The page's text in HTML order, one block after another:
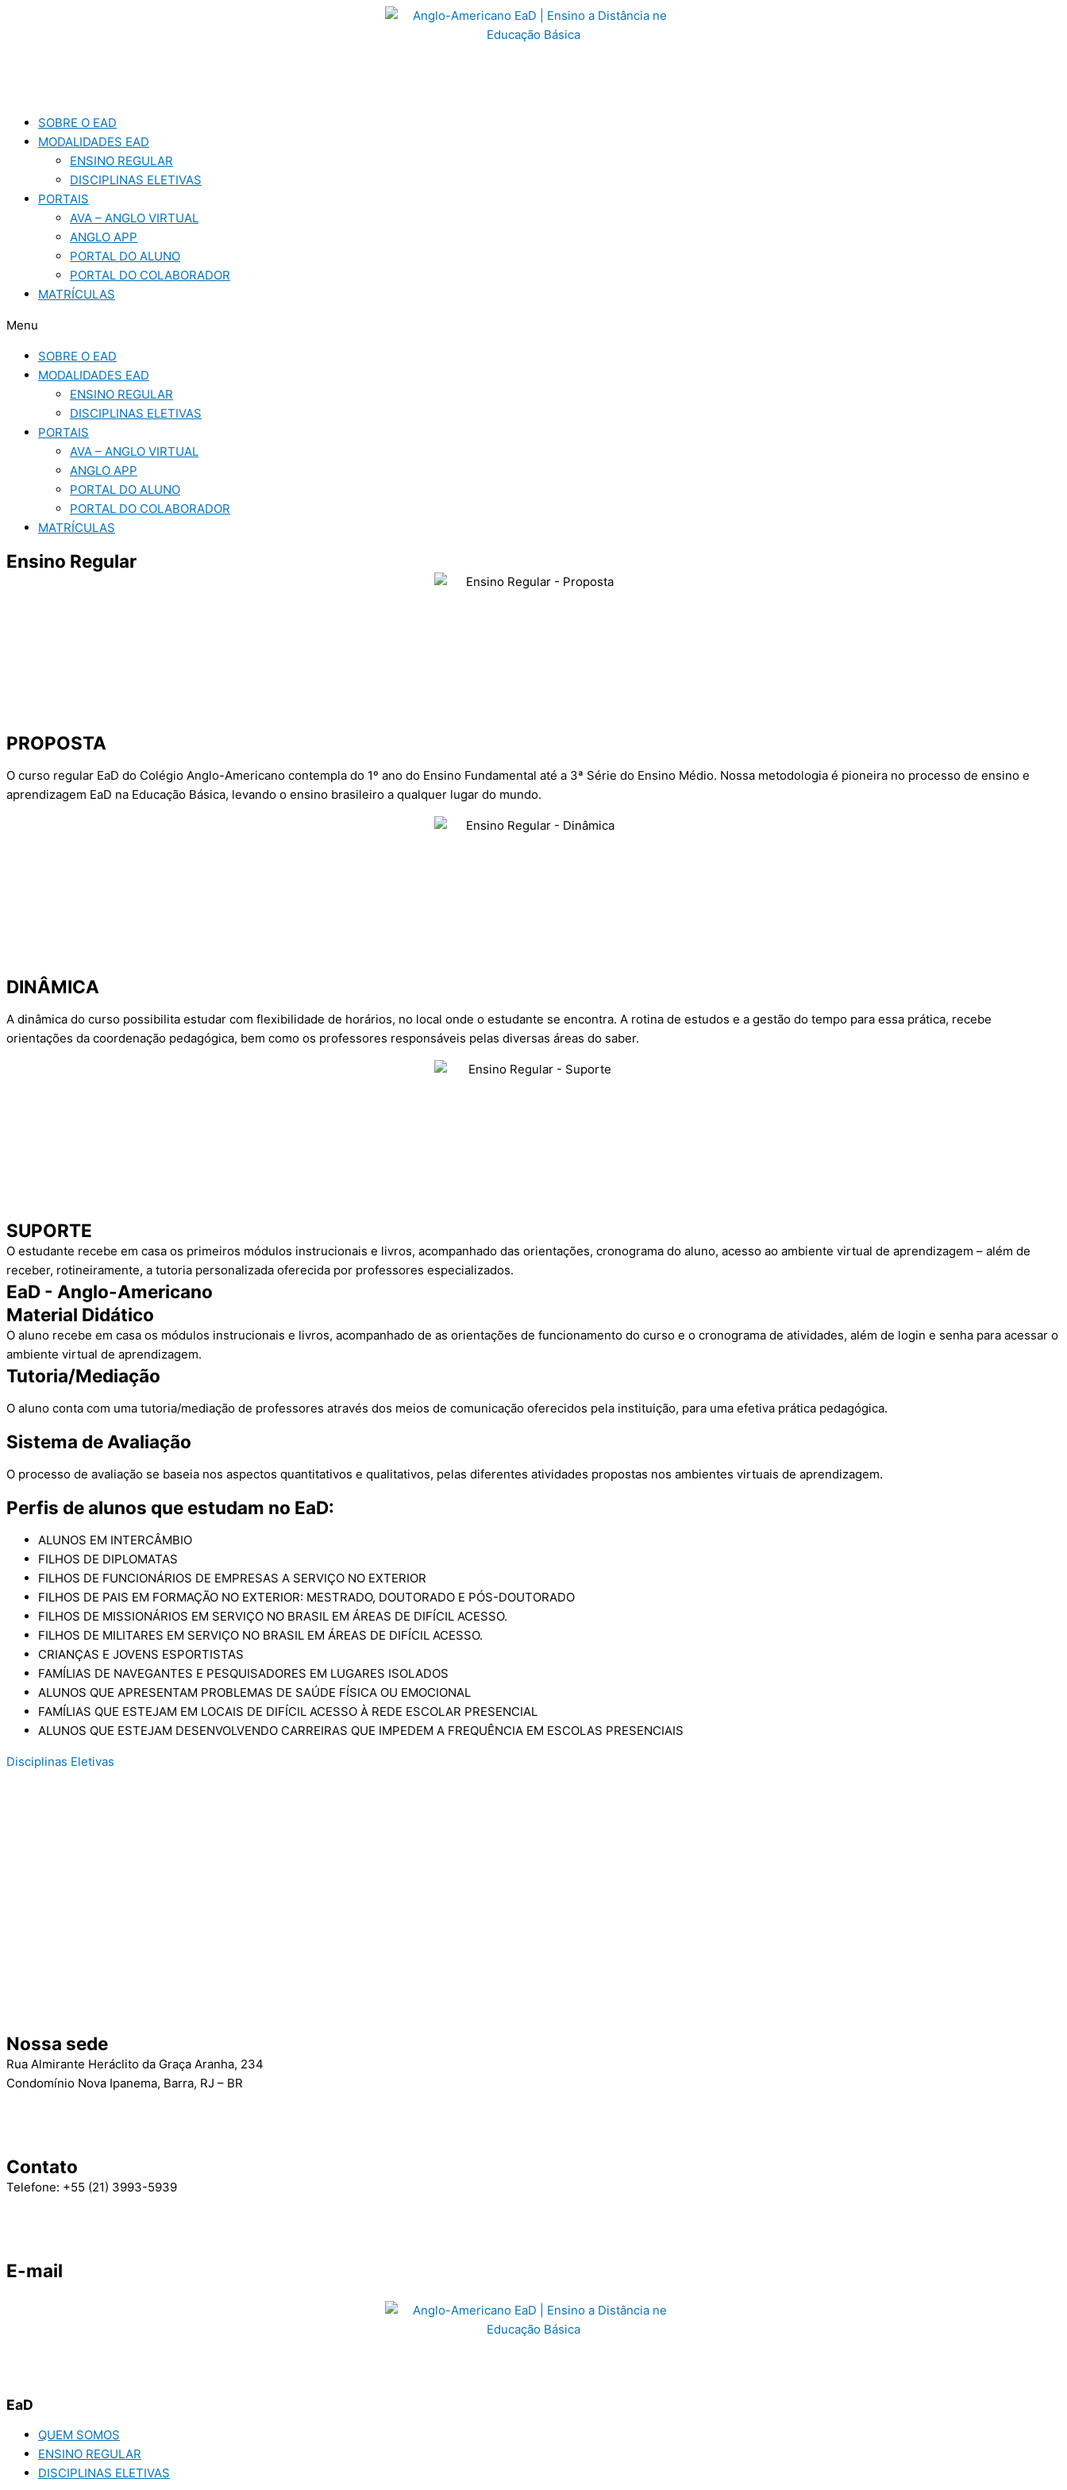
SOBRE O EAD
MODALIDADES EAD
ENSINO REGULAR
DISCIPLINAS ELETIVAS
PORTAIS
AVA – ANGLO VIRTUAL
ANGLO APP
PORTAL DO ALUNO
PORTAL DO COLABORADOR
MATRÍCULAS
Menu
SOBRE O EAD
MODALIDADES EAD
ENSINO REGULAR
DISCIPLINAS ELETIVAS
PORTAIS
AVA – ANGLO VIRTUAL
ANGLO APP
PORTAL DO ALUNO
PORTAL DO COLABORADOR
MATRÍCULAS
Ensino Regular
PROPOSTA
O curso regular EaD do Colégio Anglo-Americano contempla do 1º ano do Ensino Fundamental até a 3ª Série do Ensino Médio. Nossa metodologia é pioneira no processo de ensino e
aprendizagem EaD na Educação Básica, levando o ensino brasileiro a qualquer lugar do mundo.
DINÂMICA
A dinâmica do curso possibilita estudar com flexibilidade de horários, no local onde o estudante se encontra. A rotina de estudos e a gestão do tempo para essa prática, recebe
orientações da coordenação pedagógica, bem como os professores responsáveis pelas diversas áreas do saber.
SUPORTE
O estudante recebe em casa os primeiros módulos instrucionais e livros, acompanhado das orientações, cronograma do aluno, acesso ao ambiente virtual de aprendizagem – além de
receber, rotineiramente, a tutoria personalizada oferecida por professores especializados.
EaD - Anglo-Americano
Material Didático
O aluno recebe em casa os módulos instrucionais e livros, acompanhado de as orientações de funcionamento do curso e o cronograma de atividades, além de login e senha para acessar o
ambiente virtual de aprendizagem.
Tutoria/Mediação
O aluno conta com uma tutoria/mediação de professores através dos meios de comunicação oferecidos pela instituição, para uma efetiva prática pedagógica.
Sistema de Avaliação
O processo de avaliação se baseia nos aspectos quantitativos e qualitativos, pelas diferentes atividades propostas nos ambientes virtuais de aprendizagem.
Perfis de alunos que estudam no EaD:
ALUNOS EM INTERCÂMBIO
FILHOS DE DIPLOMATAS
FILHOS DE FUNCIONÁRIOS DE EMPRESAS A SERVIÇO NO EXTERIOR
FILHOS DE PAIS EM FORMAÇÃO NO EXTERIOR: MESTRADO, DOUTORADO E PÓS-DOUTORADO
FILHOS DE MISSIONÁRIOS EM SERVIÇO NO BRASIL EM ÁREAS DE DIFÍCIL ACESSO.
FILHOS DE MILITARES EM SERVIÇO NO BRASIL EM ÁREAS DE DIFÍCIL ACESSO.
CRIANÇAS E JOVENS ESPORTISTAS
FAMÍLIAS DE NAVEGANTES E PESQUISADORES EM LUGARES ISOLADOS
ALUNOS QUE APRESENTAM PROBLEMAS DE SAÚDE FÍSICA OU EMOCIONAL
FAMÍLIAS QUE ESTEJAM EM LOCAIS DE DIFÍCIL ACESSO À REDE ESCOLAR PRESENCIAL
ALUNOS QUE ESTEJAM DESENVOLVENDO CARREIRAS QUE IMPEDEM A FREQUÊNCIA EM ESCOLAS PRESENCIAIS
Disciplinas Eletivas
Nossa sede
Rua Almirante Heráclito da Graça Aranha, 234
Condomínio Nova Ipanema, Barra, RJ – BR
Contato
Telefone: +55 (21) 3993-5939
E-mail
EaD
QUEM SOMOS
ENSINO REGULAR
DISCIPLINAS ELETIVAS